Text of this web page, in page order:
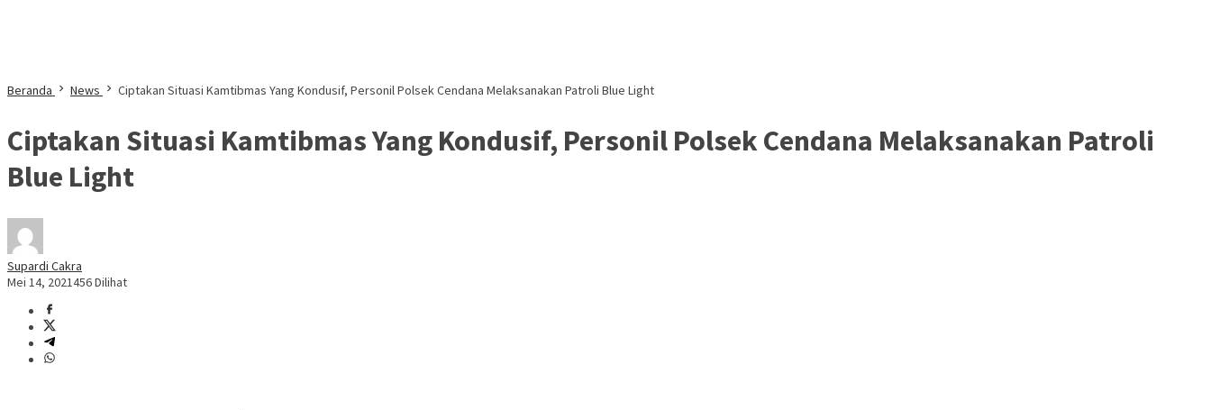
Beranda News Ciptakan Situasi Kamtibmas Yang Kondusif, Personil Polsek Cendana Melaksanakan Patroli Blue Light
Ciptakan Situasi Kamtibmas Yang Kondusif, Personil Polsek Cendana Melaksanakan Patroli
Blue Light
Supardi Cakra
Mei 14, 2021456 Dilihat